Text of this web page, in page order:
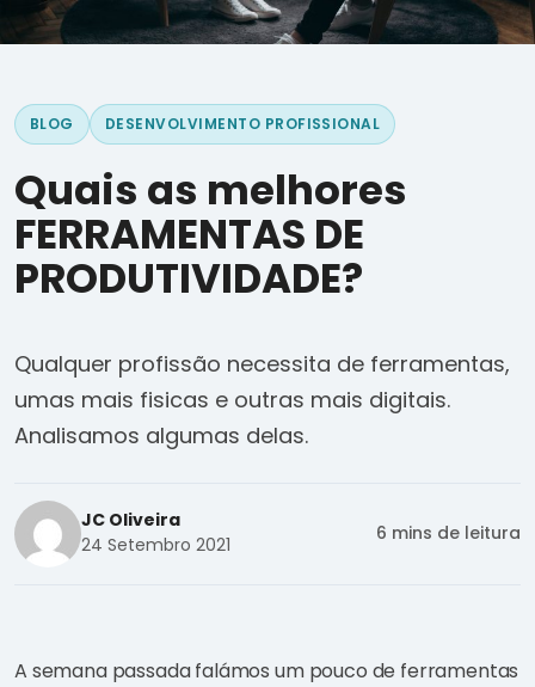
BLOG DESENVOLVIMENTO PROFISSIONAL
Quais as melhores
FERRAMENTAS DE
PRODUTIVIDADE?
Qualquer profissão necessita de ferramentas,
umas mais fisicas e outras mais digitais.
Analisamos algumas delas.
JC Oliveira
24 Setembro 2021
6 mins de leitura
A semana passada falámos um pouco de ferramentas